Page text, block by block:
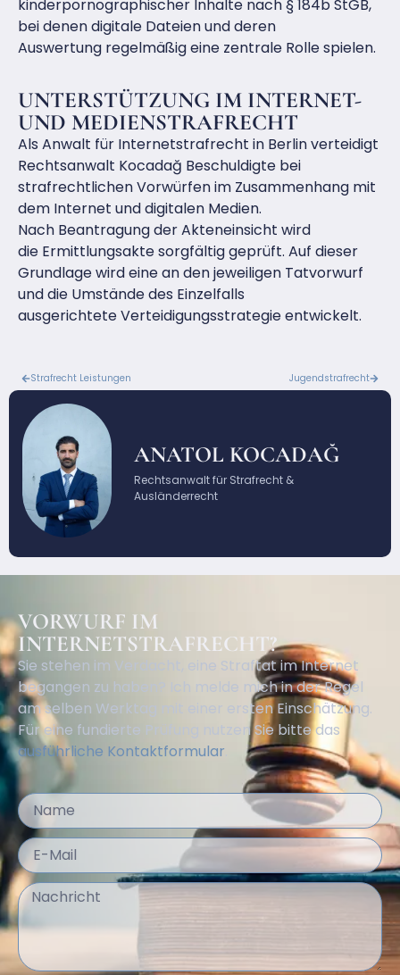
kinderpornographischer Inhalte nach § 184b StGB,
bei denen digitale Dateien und deren
Auswertung regelmäßig eine zentrale Rolle spielen.
UNTERSTÜTZUNG IM INTERNET-
UND MEDIENSTRAFRECHT
Als Anwalt für Internetstrafrecht in Berlin verteidigt
Rechtsanwalt Kocadağ Beschuldigte bei
strafrechtlichen Vorwürfen im Zusammenhang mit
dem Internet und digitalen Medien.
Nach Beantragung der Akteneinsicht wird
die Ermittlungsakte sorgfältig geprüft. Auf dieser
Grundlage wird eine an den jeweiligen Tatvorwurf
und die Umstände des Einzelfalls
ausgerichtete Verteidigungsstrategie entwickelt.
Strafrecht Leistungen Jugendstrafrecht
ANATOL KOCADAĞ
Rechtsanwalt für Strafrecht &
Ausländerrecht
VORWURF IM
INTERNETSTRAFRECHT?
Sie stehen im Verdacht, eine Straftat im Internet
begangen zu haben? Ich melde mich in der Regel
am selben Werktag mit einer ersten Einschätzung.
Für eine fundierte Prüfung nutzen Sie bitte das
ausführliche Kontaktformular